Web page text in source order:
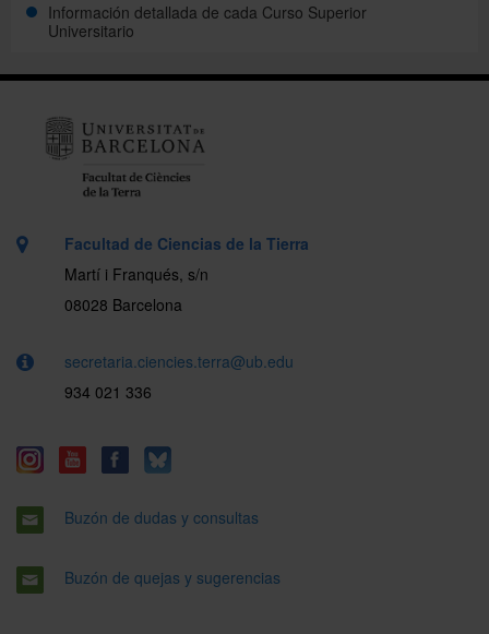
Información detallada de cada Curso Superior
Universitario
Facultad de Ciencias de la Tierra
Martí i Franqués, s/n
08028 Barcelona
secretaria.ciencies.terra@ub.edu
934 021 336
Buzón de dudas y consultas
Buzón de quejas y sugerencias